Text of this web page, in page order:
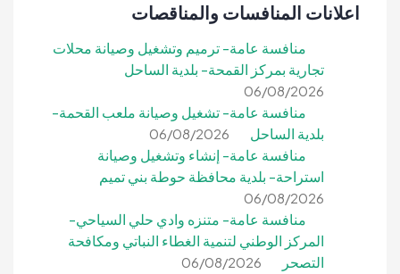
اعلانات المنافسات والمناقصات
منافسة عامة- ترميم وتشغيل وصيانة محلات
تجارية بمركز القمحة- بلدية الساحل
06/08/2026
منافسة عامة- تشغيل وصيانة ملعب القحمة-
بلدية الساحل
06/08/2026
منافسة عامة- إنشاء وتشغيل وصيانة
استراحة- بلدية محافظة حوطة بني تميم
06/08/2026
منافسة عامة- متنزه وادي حلي السياحي-
المركز الوطني لتنمية الغطاء النباتي ومكافحة
التصحر
06/08/2026